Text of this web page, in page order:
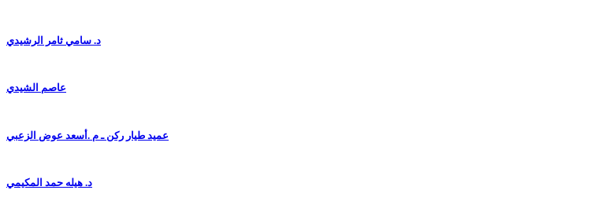
د. سامي ثامر الرشيدي
عاصم الشيدي
عميد طيار ركن ـ م .أسعد عوض الزعبي
د. هيله حمد المكيمي